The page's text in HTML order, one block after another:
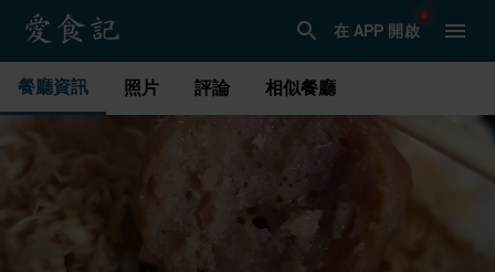
在 APP 開啟
餐廳資訊 照片 評論 相似餐廳